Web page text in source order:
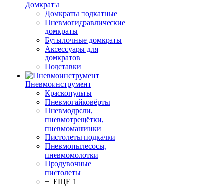
Домкраты
Домкраты подкатные
Пневмогидравлические
домкраты
Бутылочные домкраты
Аксессуары для
домкратов
Подставки
Пневмоинструмент
Краскопульты
Пневмогайковёрты
Пневмодрели,
пневмотрещётки,
пневмомашинки
Пистолеты подкачки
Пневмопылесосы,
пневмомолотки
Продувочные
пистолеты
+ ЕЩЕ 1